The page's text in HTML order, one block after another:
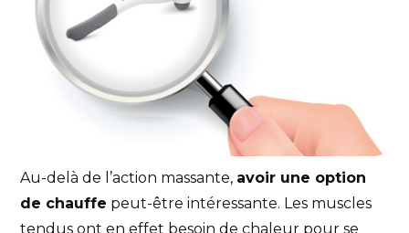
Au-delà de l’action massante, avoir une option
de chauffe peut-être intéressante. Les muscles
tendus ont en effet besoin de chaleur pour se